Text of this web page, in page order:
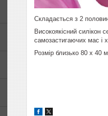
Складається з 2
Високоякісний силікон
самозастигаючих мас і
Розмір близько 80 х 40